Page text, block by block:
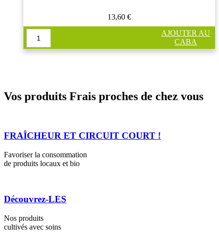
13,60 €
AJOUTER AU
CABA
Vos produits Frais proches de chez vous
FRAÎCHEUR ET CIRCUIT COURT !
Favoriser la consommation
de produits locaux et bio
Découvrez-LES
Nos produits
cultivés avec soins